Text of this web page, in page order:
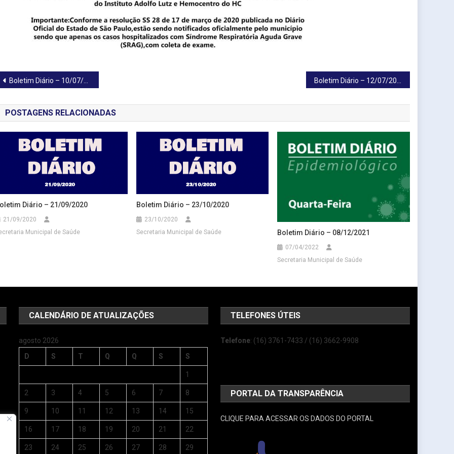
Boletim Diário – 10/07/2020
POSTAGENS RELACIONADAS
Diário – 21/09/2020
21/09/2020
Municipal de Saúde
Boletim Diário – 23/10/2020
23/10/2020
Secretaria Municipal de Saúde
Boletim Diário – 08/12/2021
07/04/2022
Secretaria Municipal de Saúde
CALENDÁRIO DE ATUALIZAÇÕES
agosto 2026
D
S T Q Q S S
1
2 3 4 5 6 7 8
9 10 11 12 13 14 15
16 17 18 19 20 21 22
23 24 25 26 27 28 29
TELEFONES ÚTEIS
Telefone: (16) 3761-7433 / (16) 3662-9908
PORTAL DA TRANSPARÊNCIA
CLIQUE PARA ACESSAR OS DADOS DO PORTAL